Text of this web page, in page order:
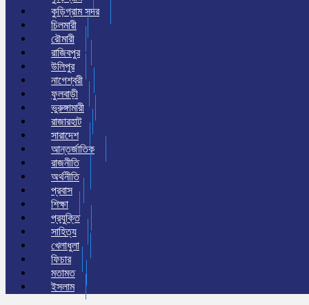
কুড়িগ্রাম সদর
চিলমারী
রৌমারী
রাজিবপুর
উলিপুর
নাগেশ্বরী
ফুলবাড়ী
ভুরুঙ্গামারী
রাজারহাট
সারাদেশ
আন্তর্জাতিক
রাজনীতি
অর্থনীতি
প্রবাস
শিক্ষা
প্রযুক্তি
সাহিত্য
খেলাধুলা
ফিচার
মতামত
ইসলাম